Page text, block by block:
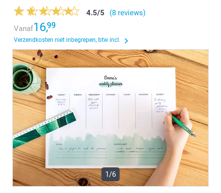
4.5/5
(8 reviews)
Vanaf16,99
Verzendkosten niet inbegrepen, btw incl.
1/6